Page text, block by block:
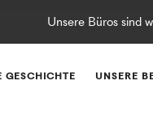
Unsere Büros sind
GESCHICHTE UNSERE